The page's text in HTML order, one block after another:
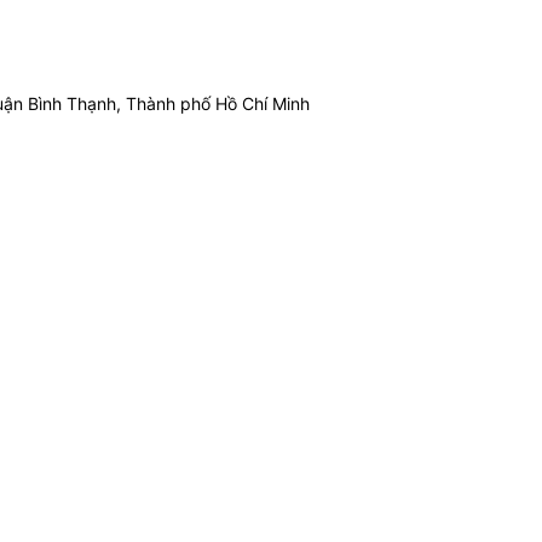
Bình Thạnh, Thành phố Hồ Chí Minh